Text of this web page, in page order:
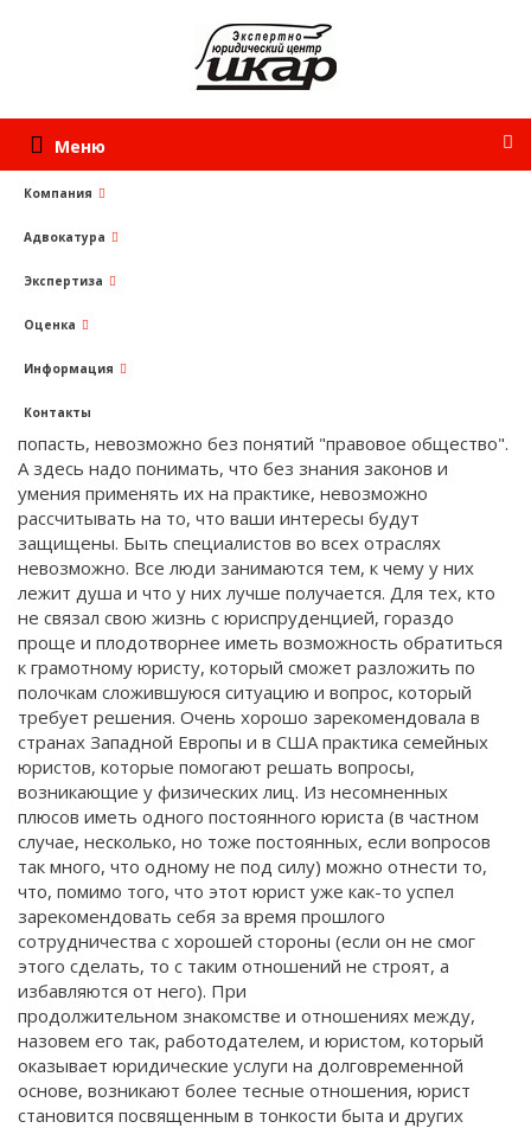
Меню
Компания
Адвокатура
Экспертиза
Оценка
Информация
Контакты
Услуги
Абонентское юридическое обслуживание
физических и юридических лиц.
Аутсорсинг.
В развитых странах, к числу которых стремимся и мы
попасть, невозможно без понятий "правовое общество".
А здесь надо понимать, что без знания законов и
умения применять их на практике, невозможно
рассчитывать на то, что ваши интересы будут
защищены. Быть специалистов во всех отраслях
невозможно. Все люди занимаются тем, к чему у них
лежит душа и что у них лучше получается. Для тех, кто
не связал свою жизнь с юриспруденцией, гораздо
проще и плодотворнее иметь возможность обратиться
к грамотному юристу, который сможет разложить по
полочкам сложившуюся ситуацию и вопрос, который
требует решения. Очень хорошо зарекомендовала в
странах Западной Европы и в США практика семейных
юристов, которые помогают решать вопросы,
возникающие у физических лиц. Из несомненных
плюсов иметь одного постоянного юриста (в частном
случае, несколько, но тоже постоянных, если вопросов
так много, что одному не под силу) можно отнести то,
что, помимо того, что этот юрист уже как-то успел
зарекомендовать себя за время прошлого
сотрудничества с хорошей стороны (если он не смог
этого сделать, то с таким отношений не строят, а
избавляются от него). При
продолжительном знакомстве и отношениях между,
назовем его так, работодателем, и юристом, который
оказывает юридические услуги на долговременной
основе, возникают более тесные отношения, юрист
становится посвященным в тонкости быта и других